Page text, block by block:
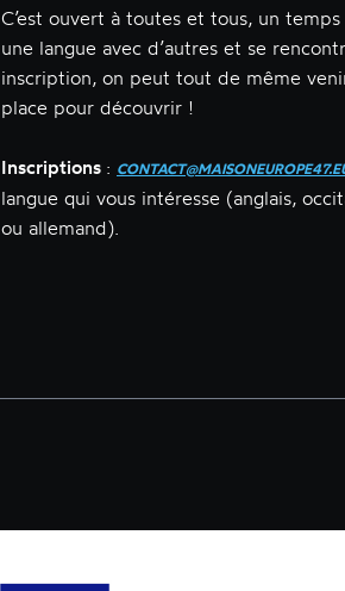
C’est ouvert à toutes et tous, un
une langue avec d’autres et se
inscription, on peut tout de même
place pour découvrir !
Inscriptions :
langue qui vous intéresse (anglais,
ou allemand).